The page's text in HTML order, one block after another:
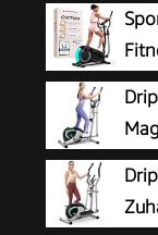
120kg mit
Technologie
Pulssensor
LCD-Monitor,